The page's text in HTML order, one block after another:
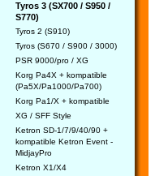
Tyros 3 (SX700 / S950 /
S770)
Tyros 2 (S910)
Tyros (S670 / S900 / 3000)
PSR 9000/pro / XG
Korg Pa4X + kompatible
(Pa5X/Pa1000/Pa700)
Korg Pa1/X + kompatible
XG / SFF Style
Ketron SD-1/7/9/40/90 +
kompatible Ketron Event -
MidjayPro
Ketron X1/X4